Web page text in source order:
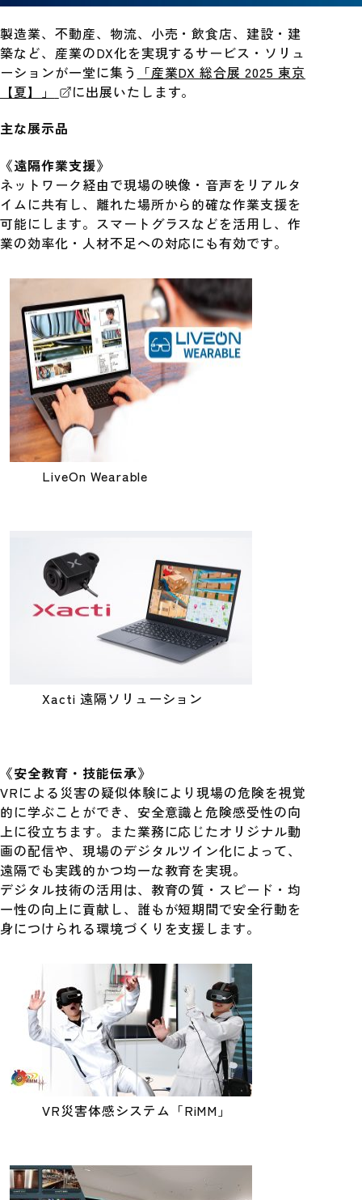
製造業、不動産、物流、小売・飲食店、建設・建
築など、産業のDX化を実現するサービス・ソリュ
ーションが一堂に集う
「産業DX 総合展 2025 東京
【夏】」
に出展いたします。
主な展示品
《遠隔作業支援》
ネットワーク経由で現場の映像・音声をリアルタ
イムに共有し、離れた場所から的確な作業支援を
可能にします。スマートグラスなどを活用し、作
業の効率化・人材不足への対応にも有効です。
LiveOn Wearable
Xacti 遠隔ソリューション
《安全教育・技能伝承》
VRによる災害の疑似体験により現場の危険を視覚
的に学ぶことができ、安全意識と危険感受性の向
上に役立ちます。また業務に応じたオリジナル動
画の配信や、現場のデジタルツイン化によって、
遠隔でも実践的かつ均一な教育を実現。
デジタル技術の活用は、教育の質・スピード・均
一性の向上に貢献し、誰もが短期間で安全行動を
身につけられる環境づくりを支援します。
VR災害体感システム「RiMM」